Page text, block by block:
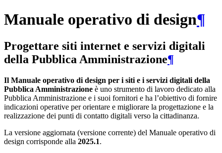
Manuale operativo di design¶
Progettare siti internet e servizi digitali
della Pubblica Amministrazione¶
Il Manuale operativo di design per i siti e i servizi digitali della
Pubblica Amministrazione è uno strumento di lavoro dedicato alla
Pubblica Amministrazione e i suoi fornitori e ha l’obiettivo di fornire
indicazioni operative per orientare e migliorare la progettazione e la
realizzazione dei punti di contatto digitali verso la cittadinanza.
La versione aggiornata (versione corrente) del Manuale operativo di
design corrisponde alla 2025.1.